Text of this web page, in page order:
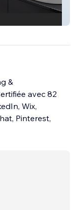
&
avec 82
Wix,
Pinterest,